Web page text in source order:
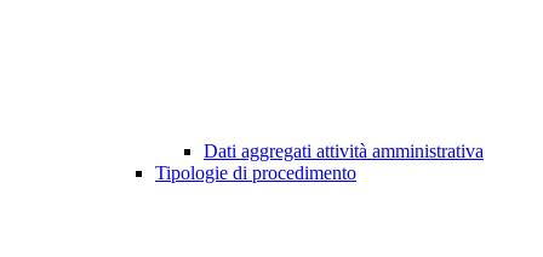
Dati aggregati attività amministrativa
Tipologie di procedimento